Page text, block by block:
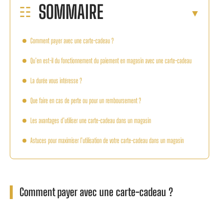
SOMMAIRE
Comment payer avec une carte-cadeau ?
Qu’en est-il du fonctionnement du paiement en magasin avec une carte-cadeau
La durée vous intéresse ?
Que faire en cas de perte ou pour un remboursement ?
Les avantages d’utiliser une carte-cadeau dans un magasin
Astuces pour maximiser l’utilisation de votre carte-cadeau dans un magasin
Comment payer avec une carte-cadeau ?